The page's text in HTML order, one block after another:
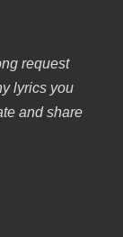
request
lyrics you
and share